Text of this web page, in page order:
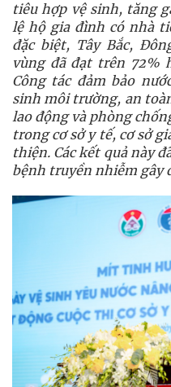
tiêu hợp vệ sinh, tăng
lệ hộ gia đình có nhà
đặc biệt, Tây Bắc,
vùng đã đạt trên 72%
Công tác đảm bảo
sinh môi trường, an
lao động và phòng
trong cơ sở y tế, cơ sở
thiện. Các kết quả này
bệnh truyền nhiễm gây